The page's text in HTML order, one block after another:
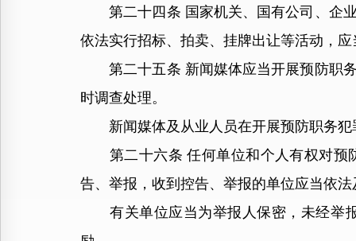
第二十四条 国家机关、国有公司、企业
依法实行招标、拍卖、挂牌出让等活动，
第二十五条 新闻媒体应当开展预防职务
时调查处理。
新闻媒体及从业人员在开展预防职务犯
第二十六条 任何单位和个人有权对预
告、举报，收到控告、举报的单位应当依
有关单位应当为举报人保密，未经举报